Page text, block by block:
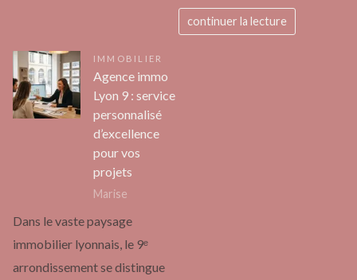
continuer la lecture
IMMOBILIER
Agence immo
Lyon 9 : service
personnalisé
d’excellence
pour vos
projets
Marise
Dans le vaste paysage
immobilier lyonnais, le 9ᵉ
arrondissement se distingue